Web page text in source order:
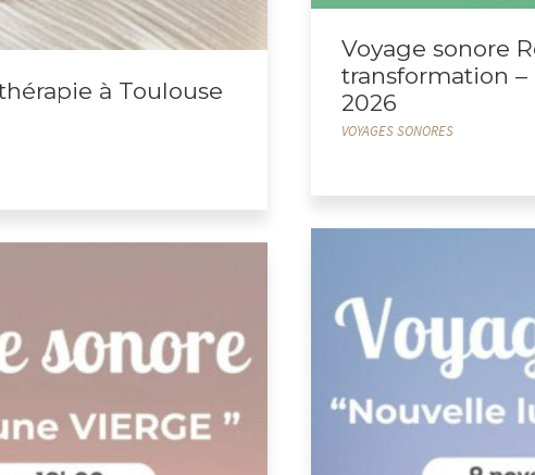
à Toulouse
Voyage sonore
transformation –
2026
VOYAGES SONORES